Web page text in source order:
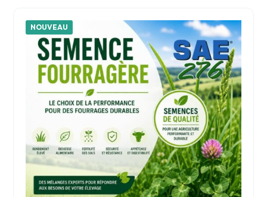
NOUVEAU